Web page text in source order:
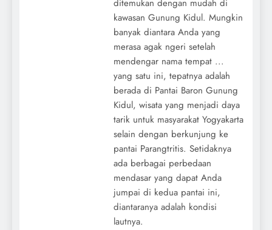
ditemukan dengan mudah di
kawasan Gunung Kidul. Mungkin
banyak diantara Anda yang
merasa agak ngeri setelah
mendengar nama tempat ...
yang satu ini, tepatnya adalah
berada di Pantai Baron Gunung
Kidul, wisata yang menjadi daya
tarik untuk masyarakat Yogyakarta
selain dengan berkunjung ke
pantai Parangtritis. Setidaknya
ada berbagai perbedaan
mendasar yang dapat Anda
jumpai di kedua pantai ini,
diantaranya adalah kondisi
lautnya.